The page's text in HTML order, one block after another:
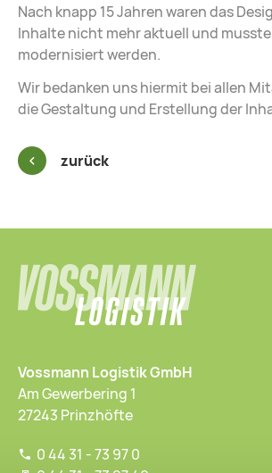
Nach knapp 15 Jahren waren das
Inhalte nicht mehr aktuell und
modernisiert werden.
Wir bedanken uns hiermit bei allen
die Gestaltung und Erstellung der
zurück
Vossmann Logistik GmbH
Am Gewerbering 1
27243 Prinzhöfte
0 44 31 - 73 97 0